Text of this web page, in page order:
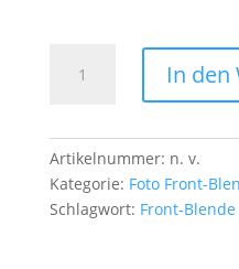
Blende
Schmetterling
Menge
In den
Artikelnummer: n. v.
Kategorie: Foto Front-
Schlagwort: Front-Blende